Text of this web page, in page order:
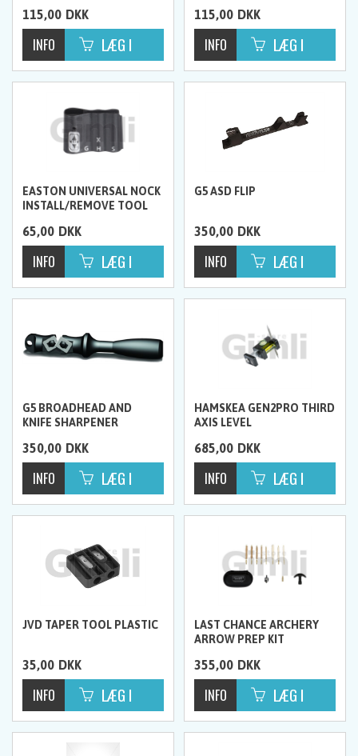
115,00 DKK 115,00 DKK
EASTON UNIVERSAL NOCK
INSTALL/REMOVE TOOL
65,00 DKK
G5 ASD FLIP
350,00 DKK
G5 BROADHEAD AND
KNIFE SHARPENER
350,00 DKK
HAMSKEA GEN2PRO THIRD
AXIS LEVEL
685,00 DKK
JVD TAPER TOOL PLASTIC
35,00 DKK
LAST CHANCE ARCHERY
ARROW PREP KIT
355,00 DKK